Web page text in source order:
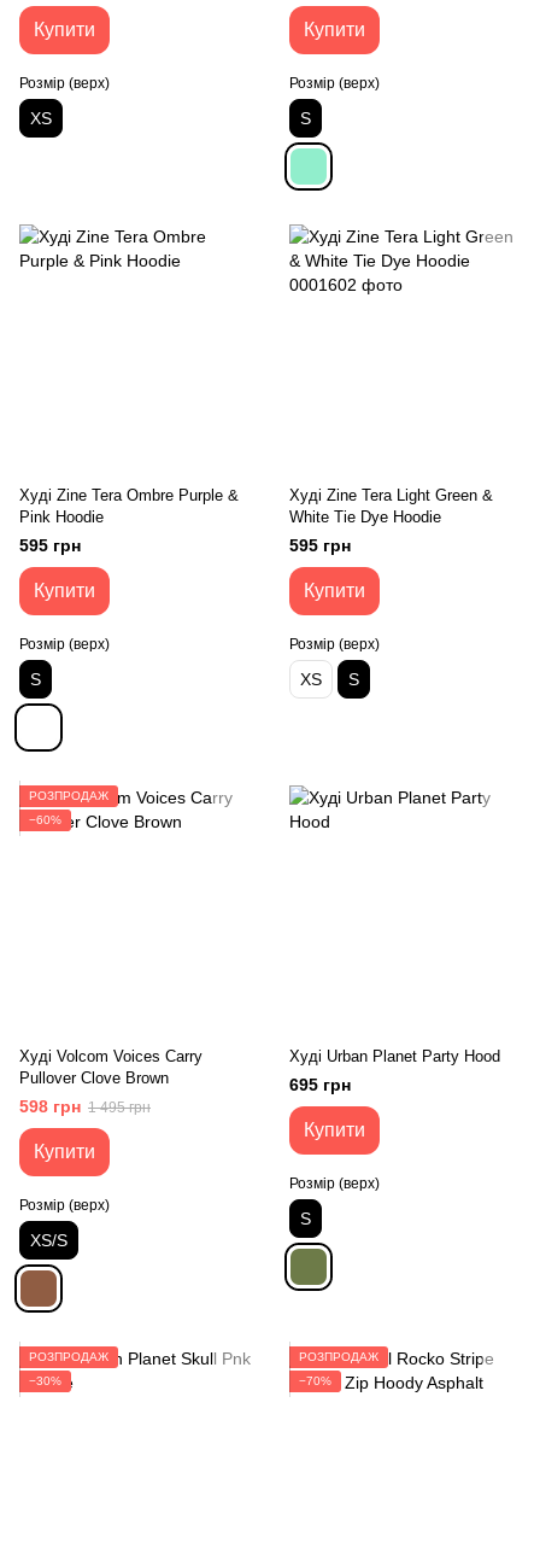
Купити
Розмір (верх)
XS
Купити
Розмір (верх)
S
Худі Zine Tera Ombre Purple &
Pink Hoodie
595 грн
Купити
Розмір (верх)
S
Худі Zine Tera Light Green &
White Tie Dye Hoodie
595 грн
Купити
Розмір (верх)
XS S
РОЗПРОДАЖ
−60%
Худі Volcom Voices Carry
Pullover Clove Brown
598 грн 1 495 грн
Купити
Розмір (верх)
XS/S
Худі Urban Planet Party Hood
695 грн
Купити
Розмір (верх)
S
РОЗПРОДАЖ
−30%
РОЗПРОДАЖ
−70%